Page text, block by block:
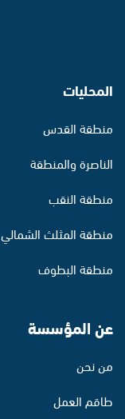
المحليات
منطقة القدس
الناصرة والمنطقة
منطقة النقب
منطقة المثلث الشمالي
منطقة البطوف
عن المؤسسة
من نحن
طاقم العمل